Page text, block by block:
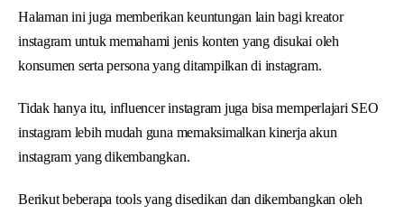
Halaman ini juga memberikan keuntungan lain bagi kreator
instagram untuk memahami jenis konten yang disukai oleh
konsumen serta persona yang ditampilkan di instagram.
Tidak hanya itu, influencer instagram juga bisa memperlajari SEO
instagram lebih mudah guna memaksimalkan kinerja akun
instagram yang dikembangkan.
Berikut beberapa tools yang disedikan dan dikembangkan oleh